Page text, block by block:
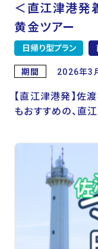
＜直江津港発
黄金ツアー
日帰り型プラン
期間 2026年3
【直江津港発】佐
もおすすめの、直